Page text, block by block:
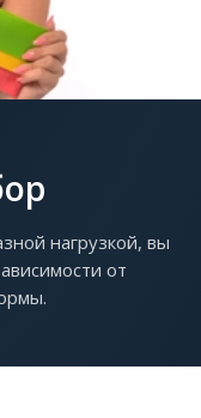
нагрузкой, вы
от